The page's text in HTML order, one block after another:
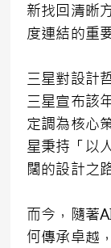
新找回清晰
度連結的重
三星對設計
三星宣布該
定調為核心
星秉持「以
闊的設計之
而今，隨著
何傳承卓越